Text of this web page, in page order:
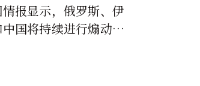
报显示，俄罗斯、伊
中国将持续进行煽动分